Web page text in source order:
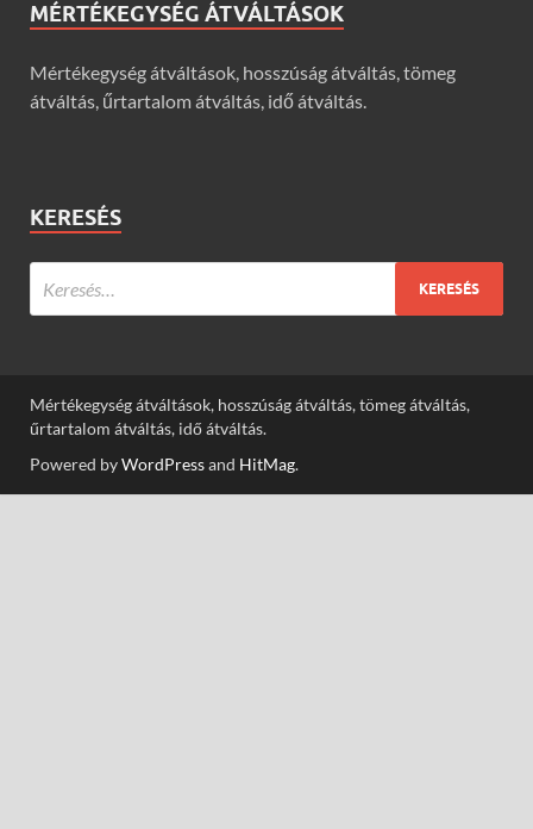
MÉRTÉKEGYSÉG ÁTVÁLTÁSOK
Mértékegység átváltások, hosszúság átváltás, tömeg
átváltás, űrtartalom átváltás, idő átváltás.
KERESÉS
Mértékegység átváltások, hosszúság átváltás, tömeg átváltás,
űrtartalom átváltás, idő átváltás.
Powered byWordPressand HitMag.